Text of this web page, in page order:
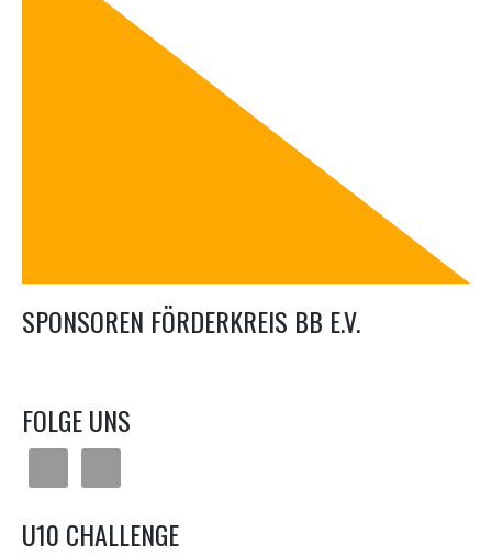
SPONSOREN FÖRDERKREIS BB E.V.
FOLGE UNS
U10 CHALLENGE